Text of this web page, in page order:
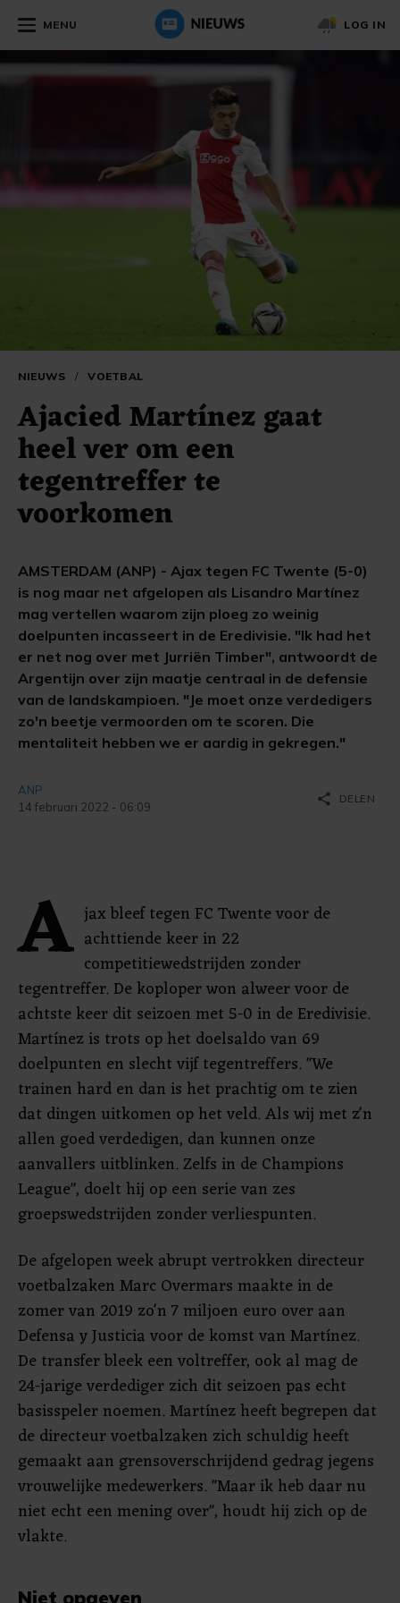
MENU LOG IN
NIEUWS / VOETBAL
Ajacied Martínez gaat
heel ver om een
tegentreffer te
voorkomen
AMSTERDAM (ANP) - Ajax tegen FC Twente (5-0)
is nog maar net afgelopen als Lisandro Martínez
mag vertellen waarom zijn ploeg zo weinig
doelpunten incasseert in de Eredivisie. "Ik had het
er net nog over met Jurriën Timber", antwoordt de
Argentijn over zijn maatje centraal in de defensie
van de landskampioen. "Je moet onze verdedigers
zo'n beetje vermoorden om te scoren. Die
mentaliteit hebben we er aardig in gekregen."
ANP
14 februari 2022 - 06:09
share DELEN
A jax bleef tegen FC Twente voor de
achttiende keer in 22
competitiewedstrijden zonder
tegentreffer. De koploper won alweer voor de
achtste keer dit seizoen met 5-0 in de Eredivisie.
Martínez is trots op het doelsaldo van 69
doelpunten en slecht vijf tegentreffers. "We
trainen hard en dan is het prachtig om te zien
dat dingen uitkomen op het veld. Als wij met z'n
allen goed verdedigen, dan kunnen onze
aanvallers uitblinken. Zelfs in de Champions
League", doelt hij op een serie van zes
groepswedstrijden zonder verliespunten.
De afgelopen week abrupt vertrokken directeur
voetbalzaken Marc Overmars maakte in de
zomer van 2019 zo'n 7 miljoen euro over aan
Defensa y Justicia voor de komst van Martínez.
De transfer bleek een voltreffer, ook al mag de
24-jarige verdediger zich dit seizoen pas echt
basisspeler noemen. Martínez heeft begrepen dat
de directeur voetbalzaken zich schuldig heeft
gemaakt aan grensoverschrijdend gedrag jegens
vrouwelijke medewerkers. "Maar ik heb daar nu
niet echt een mening over", houdt hij zich op de
vlakte.
Niet opgeven